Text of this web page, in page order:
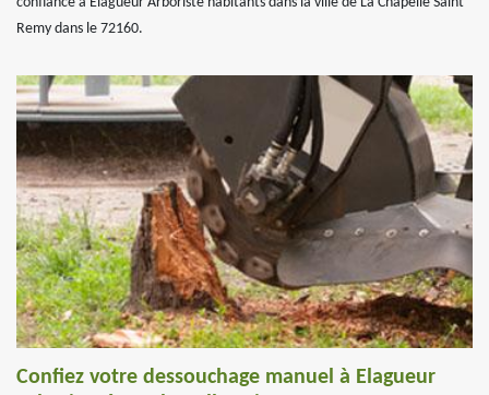
Remy dans le 72160.
Confiez votre dessouchage manuel à Elagueur